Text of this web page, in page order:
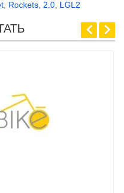
, Rockets, 2.0, LGL2